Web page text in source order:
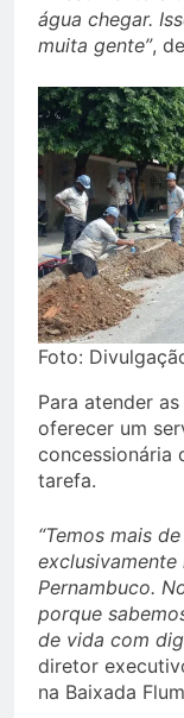
água chegar.
muita gente”,
Foto:
Para atender
oferecer um
concessionária
tarefa.
“Temos mais
Pernambuco.
porque
de vida com
diretor
na Baixada